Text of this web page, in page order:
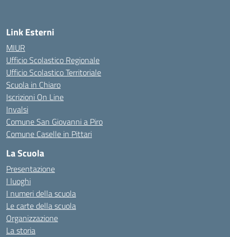
Link Esterni
MIUR
Ufficio Scolastico Regionale
Ufficio Scolastico Territoriale
Scuola in Chiaro
Iscrizioni On Line
Invalsi
Comune San Giovanni a Piro
Comune Caselle in Pittari
La Scuola
Presentazione
I luoghi
I numeri della scuola
Le carte della scuola
Organizzazione
La storia